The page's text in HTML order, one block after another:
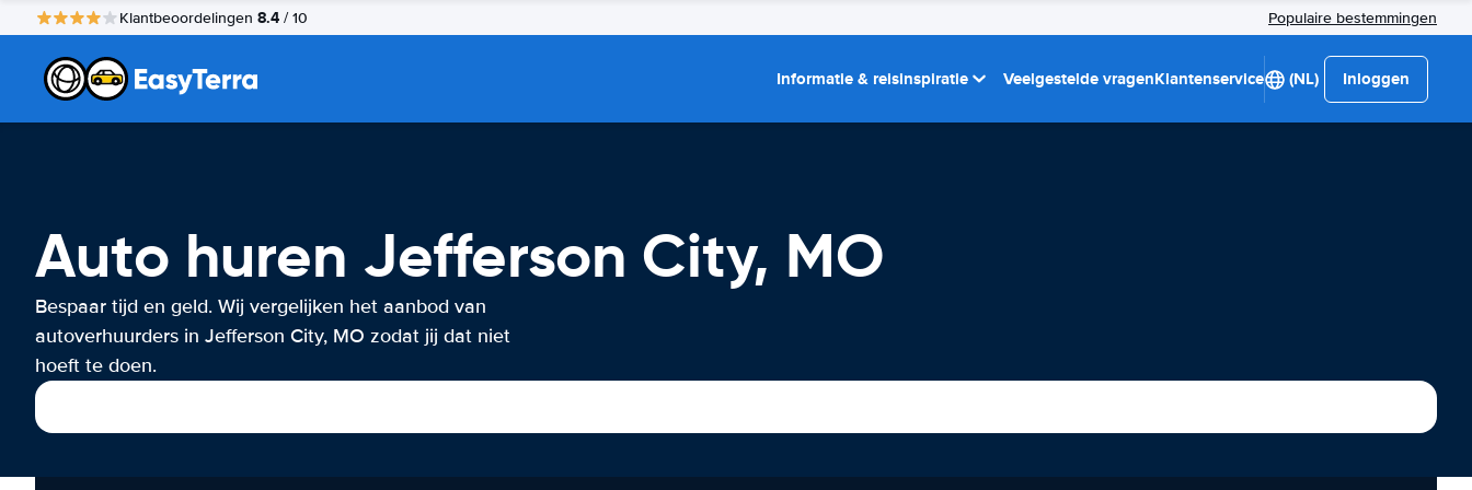
Klantbeoordelingen 8.4 / 10 Populaire bestemmingen
Informatie & reisinspiratie Veelgestelde vragenKlantenservice (NL) Inloggen
Auto huren Jefferson City, MO
Bespaar tijd en geld. Wij vergelijken het aanbod van
autoverhuurders in Jefferson City, MO zodat jij dat niet
hoeft te doen.